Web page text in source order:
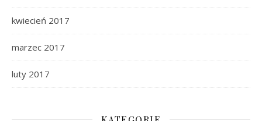
kwiecień 2017
marzec 2017
luty 2017